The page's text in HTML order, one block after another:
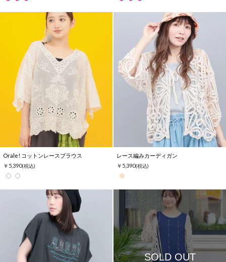
Orale! コットンレースブラウス
￥5,390(税込)
レース編みカーディガン
￥5,390(税込)
SOLD OUT